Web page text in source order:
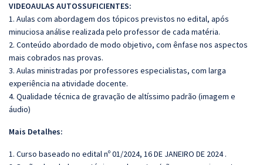
VIDEOAULAS AUTOSSUFICIENTES:
1. Aulas com abordagem dos tópicos previstos no edital, após
minuciosa análise realizada pelo professor de cada matéria.
2. Conteúdo abordado de modo objetivo, com ênfase nos aspectos
mais cobrados nas provas.
3. Aulas ministradas por professores especialistas, com larga
experiência na atividade docente.
4. Qualidade técnica de gravação de altíssimo padrão (imagem e
áudio)
Mais Detalhes:
1. Curso baseado no edital nº 01/2024, 16 DE JANEIRO DE 2024 .